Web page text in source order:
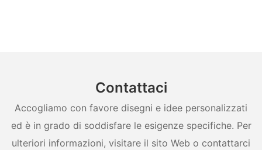
Contattaci
Accogliamo con favore disegni e idee personalizzati
ed è in grado di soddisfare le esigenze specifiche. Per
ulteriori informazioni, visitare il sito Web o contattarci